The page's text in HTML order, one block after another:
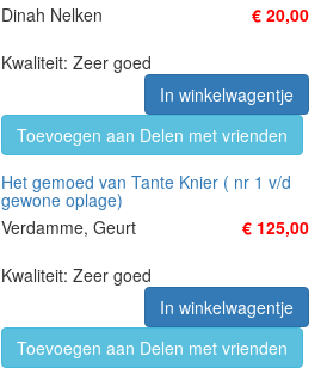
Dinah Nelken
€ 20,00
Kwaliteit: Zeer goed
In winkelwagentje
Toevoegen aan Delen met vrienden
Het gemoed van Tante Knier ( nr 1 v/d
gewone oplage)
Verdamme, Geurt
€ 125,00
Kwaliteit: Zeer goed
In winkelwagentje
Toevoegen aan Delen met vrienden